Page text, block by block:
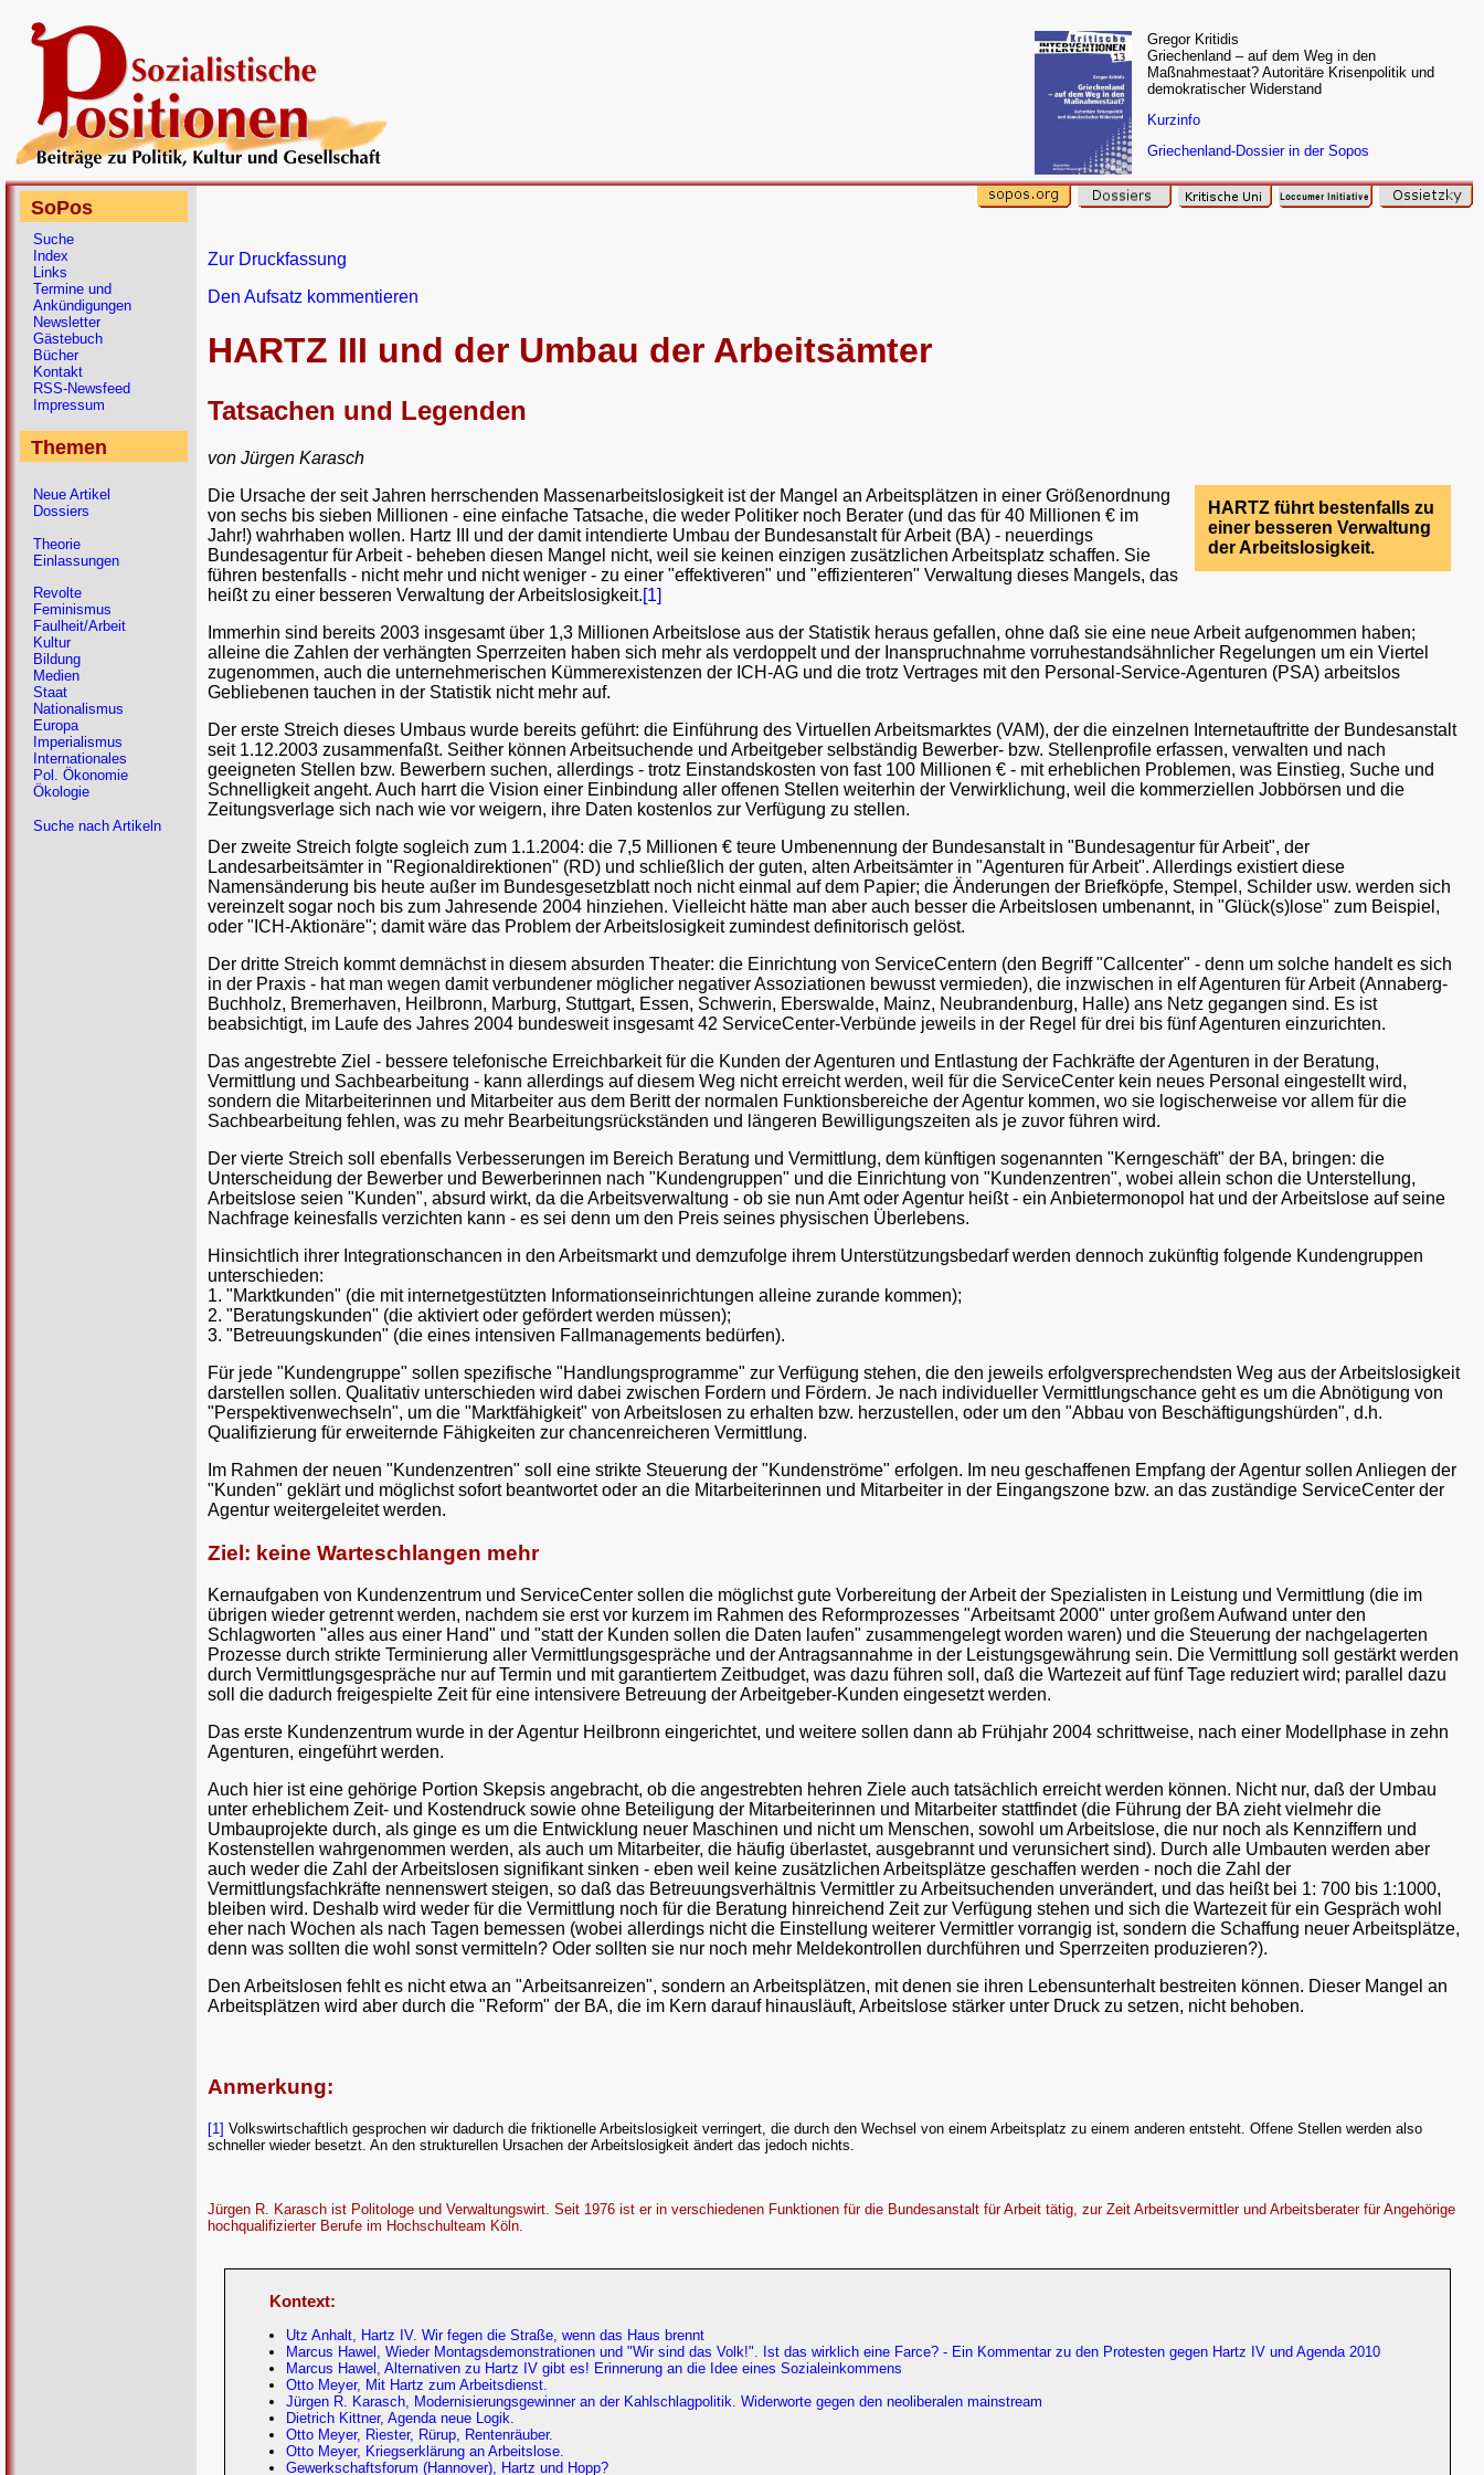
Gregor Kritidis
Griechenland – auf dem Weg in den
Maßnahmestaat? Autoritäre Krisenpolitik und
demokratischer Widerstand
Kurzinfo
Griechenland-Dossier in der Sopos
Zur Druckfassung
Den Aufsatz kommentieren
HARTZ III und der Umbau der Arbeitsämter
Tatsachen und Legenden
von Jürgen Karasch
HARTZ führt bestenfalls zu
einer besseren Verwaltung
der Arbeitslosigkeit.
Die Ursache der seit Jahren herrschenden Massenarbeitslosigkeit ist der Mangel an Arbeitsplätzen in einer Größenordnung
von sechs bis sieben Millionen - eine einfache Tatsache, die weder Politiker noch Berater (und das für 40 Millionen € im
Jahr!) wahrhaben wollen. Hartz III und der damit intendierte Umbau der Bundesanstalt für Arbeit (BA) - neuerdings
Bundesagentur für Arbeit - beheben diesen Mangel nicht, weil sie keinen einzigen zusätzlichen Arbeitsplatz schaffen. Sie
führen bestenfalls - nicht mehr und nicht weniger - zu einer "effektiveren" und "effizienteren" Verwaltung dieses Mangels, das
heißt zu einer besseren Verwaltung der Arbeitslosigkeit.[1]
Immerhin sind bereits 2003 insgesamt über 1,3 Millionen Arbeitslose aus der Statistik heraus gefallen, ohne daß sie eine neue Arbeit aufgenommen haben;
alleine die Zahlen der verhängten Sperrzeiten haben sich mehr als verdoppelt und der Inanspruchnahme vorruhestandsähnlicher Regelungen um ein Viertel
zugenommen, auch die unternehmerischen Kümmerexistenzen der ICH-AG und die trotz Vertrages mit den Personal-Service-Agenturen (PSA) arbeitslos
Gebliebenen tauchen in der Statistik nicht mehr auf.
Der erste Streich dieses Umbaus wurde bereits geführt: die Einführung des Virtuellen Arbeitsmarktes (VAM), der die einzelnen Internetauftritte der Bundesanstalt
seit 1.12.2003 zusammenfaßt. Seither können Arbeitsuchende und Arbeitgeber selbständig Bewerber- bzw. Stellenprofile erfassen, verwalten und nach
geeigneten Stellen bzw. Bewerbern suchen, allerdings - trotz Einstandskosten von fast 100 Millionen € - mit erheblichen Problemen, was Einstieg, Suche und
Schnelligkeit angeht. Auch harrt die Vision einer Einbindung aller offenen Stellen weiterhin der Verwirklichung, weil die kommerziellen Jobbörsen und die
Zeitungsverlage sich nach wie vor weigern, ihre Daten kostenlos zur Verfügung zu stellen.
Der zweite Streich folgte sogleich zum 1.1.2004: die 7,5 Millionen € teure Umbenennung der Bundesanstalt in "Bundesagentur für Arbeit", der
Landesarbeitsämter in "Regionaldirektionen" (RD) und schließlich der guten, alten Arbeitsämter in "Agenturen für Arbeit". Allerdings existiert diese
Namensänderung bis heute außer im Bundesgesetzblatt noch nicht einmal auf dem Papier; die Änderungen der Briefköpfe, Stempel, Schilder usw. werden sich
vereinzelt sogar noch bis zum Jahresende 2004 hinziehen. Vielleicht hätte man aber auch besser die Arbeitslosen umbenannt, in "Glück(s)lose" zum Beispiel,
oder "ICH-Aktionäre"; damit wäre das Problem der Arbeitslosigkeit zumindest definitorisch gelöst.
Der dritte Streich kommt demnächst in diesem absurden Theater: die Einrichtung von ServiceCentern (den Begriff "Callcenter" - denn um solche handelt es sich
in der Praxis - hat man wegen damit verbundener möglicher negativer Assoziationen bewusst vermieden), die inzwischen in elf Agenturen für Arbeit (Annaberg-
Buchholz, Bremerhaven, Heilbronn, Marburg, Stuttgart, Essen, Schwerin, Eberswalde, Mainz, Neubrandenburg, Halle) ans Netz gegangen sind. Es ist
beabsichtigt, im Laufe des Jahres 2004 bundesweit insgesamt 42 ServiceCenter-Verbünde jeweils in der Regel für drei bis fünf Agenturen einzurichten.
Das angestrebte Ziel - bessere telefonische Erreichbarkeit für die Kunden der Agenturen und Entlastung der Fachkräfte der Agenturen in der Beratung,
Vermittlung und Sachbearbeitung - kann allerdings auf diesem Weg nicht erreicht werden, weil für die ServiceCenter kein neues Personal eingestellt wird,
sondern die Mitarbeiterinnen und Mitarbeiter aus dem Beritt der normalen Funktionsbereiche der Agentur kommen, wo sie logischerweise vor allem für die
Sachbearbeitung fehlen, was zu mehr Bearbeitungsrückständen und längeren Bewilligungszeiten als je zuvor führen wird.
Der vierte Streich soll ebenfalls Verbesserungen im Bereich Beratung und Vermittlung, dem künftigen sogenannten "Kerngeschäft" der BA, bringen: die
Unterscheidung der Bewerber und Bewerberinnen nach "Kundengruppen" und die Einrichtung von "Kundenzentren", wobei allein schon die Unterstellung,
Arbeitslose seien "Kunden", absurd wirkt, da die Arbeitsverwaltung - ob sie nun Amt oder Agentur heißt - ein Anbietermonopol hat und der Arbeitslose auf seine
Nachfrage keinesfalls verzichten kann - es sei denn um den Preis seines physischen Überlebens.
Hinsichtlich ihrer Integrationschancen in den Arbeitsmarkt und demzufolge ihrem Unterstützungsbedarf werden dennoch zukünftig folgende Kundengruppen
unterschieden:
1. "Marktkunden" (die mit internetgestützten Informationseinrichtungen alleine zurande kommen);
2. "Beratungskunden" (die aktiviert oder gefördert werden müssen);
3. "Betreuungskunden" (die eines intensiven Fallmanagements bedürfen).
Für jede "Kundengruppe" sollen spezifische "Handlungsprogramme" zur Verfügung stehen, die den jeweils erfolgversprechendsten Weg aus der Arbeitslosigkeit
darstellen sollen. Qualitativ unterschieden wird dabei zwischen Fordern und Fördern. Je nach individueller Vermittlungschance geht es um die Abnötigung von
"Perspektivenwechseln", um die "Marktfähigkeit" von Arbeitslosen zu erhalten bzw. herzustellen, oder um den "Abbau von Beschäftigungshürden", d.h.
Qualifizierung für erweiternde Fähigkeiten zur chancenreicheren Vermittlung.
Im Rahmen der neuen "Kundenzentren" soll eine strikte Steuerung der "Kundenströme" erfolgen. Im neu geschaffenen Empfang der Agentur sollen Anliegen der
"Kunden" geklärt und möglichst sofort beantwortet oder an die Mitarbeiterinnen und Mitarbeiter in der Eingangszone bzw. an das zuständige ServiceCenter der
Agentur weitergeleitet werden.
Ziel: keine Warteschlangen mehr
Kernaufgaben von Kundenzentrum und ServiceCenter sollen die möglichst gute Vorbereitung der Arbeit der Spezialisten in Leistung und Vermittlung (die im
übrigen wieder getrennt werden, nachdem sie erst vor kurzem im Rahmen des Reformprozesses "Arbeitsamt 2000" unter großem Aufwand unter den
Schlagworten "alles aus einer Hand" und "statt der Kunden sollen die Daten laufen" zusammengelegt worden waren) und die Steuerung der nachgelagerten
Prozesse durch strikte Terminierung aller Vermittlungsgespräche und der Antragsannahme in der Leistungsgewährung sein. Die Vermittlung soll gestärkt werden
durch Vermittlungsgespräche nur auf Termin und mit garantiertem Zeitbudget, was dazu führen soll, daß die Wartezeit auf fünf Tage reduziert wird; parallel dazu
soll die dadurch freigespielte Zeit für eine intensivere Betreuung der Arbeitgeber-Kunden eingesetzt werden.
Das erste Kundenzentrum wurde in der Agentur Heilbronn eingerichtet, und weitere sollen dann ab Frühjahr 2004 schrittweise, nach einer Modellphase in zehn
Agenturen, eingeführt werden.
Auch hier ist eine gehörige Portion Skepsis angebracht, ob die angestrebten hehren Ziele auch tatsächlich erreicht werden können. Nicht nur, daß der Umbau
unter erheblichem Zeit- und Kostendruck sowie ohne Beteiligung der Mitarbeiterinnen und Mitarbeiter stattfindet (die Führung der BA zieht vielmehr die
Umbauprojekte durch, als ginge es um die Entwicklung neuer Maschinen und nicht um Menschen, sowohl um Arbeitslose, die nur noch als Kennziffern und
Kostenstellen wahrgenommen werden, als auch um Mitarbeiter, die häufig überlastet, ausgebrannt und verunsichert sind). Durch alle Umbauten werden aber
auch weder die Zahl der Arbeitslosen signifikant sinken - eben weil keine zusätzlichen Arbeitsplätze geschaffen werden - noch die Zahl der
Vermittlungsfachkräfte nennenswert steigen, so daß das Betreuungsverhältnis Vermittler zu Arbeitsuchenden unverändert, und das heißt bei 1: 700 bis 1:1000,
bleiben wird. Deshalb wird weder für die Vermittlung noch für die Beratung hinreichend Zeit zur Verfügung stehen und sich die Wartezeit für ein Gespräch wohl
eher nach Wochen als nach Tagen bemessen (wobei allerdings nicht die Einstellung weiterer Vermittler vorrangig ist, sondern die Schaffung neuer Arbeitsplätze,
denn was sollten die wohl sonst vermitteln? Oder sollten sie nur noch mehr Meldekontrollen durchführen und Sperrzeiten produzieren?).
Den Arbeitslosen fehlt es nicht etwa an "Arbeitsanreizen", sondern an Arbeitsplätzen, mit denen sie ihren Lebensunterhalt bestreiten können. Dieser Mangel an
Arbeitsplätzen wird aber durch die "Reform" der BA, die im Kern darauf hinausläuft, Arbeitslose stärker unter Druck zu setzen, nicht behoben.
Anmerkung:
[1] Volkswirtschaftlich gesprochen wir dadurch die friktionelle Arbeitslosigkeit verringert, die durch den Wechsel von einem Arbeitsplatz zu einem anderen entsteht. Offene Stellen werden also
schneller wieder besetzt. An den strukturellen Ursachen der Arbeitslosigkeit ändert das jedoch nichts.
Jürgen R. Karasch ist Politologe und Verwaltungswirt. Seit 1976 ist er in verschiedenen Funktionen für die Bundesanstalt für Arbeit tätig, zur Zeit Arbeitsvermittler und Arbeitsberater für Angehörige
hochqualifizierter Berufe im Hochschulteam Köln.
Kontext:
Utz Anhalt, Hartz IV. Wir fegen die Straße, wenn das Haus brennt
Marcus Hawel, Wieder Montagsdemonstrationen und "Wir sind das Volk!". Ist das wirklich eine Farce? - Ein Kommentar zu den Protesten gegen Hartz IV und Agenda 2010
Marcus Hawel, Alternativen zu Hartz IV gibt es! Erinnerung an die Idee eines Sozialeinkommens
Otto Meyer, Mit Hartz zum Arbeitsdienst.
Jürgen R. Karasch, Modernisierungsgewinner an der Kahlschlagpolitik. Widerworte gegen den neoliberalen mainstream
Dietrich Kittner, Agenda neue Logik.
Otto Meyer, Riester, Rürup, Rentenräuber.
Otto Meyer, Kriegserklärung an Arbeitslose.
Gewerkschaftsforum (Hannover), Hartz und Hopp?
SoPos
Suche
Index
Links
Termine und
Ankündigungen
Newsletter
Gästebuch
Bücher
Kontakt
RSS-Newsfeed
Impressum
Themen
Neue Artikel
Dossiers
Theorie
Einlassungen
Revolte
Feminismus
Faulheit/Arbeit
Kultur
Bildung
Medien
Staat
Nationalismus
Europa
Imperialismus
Internationales
Pol. Ökonomie
Ökologie
Suche nach Artikeln